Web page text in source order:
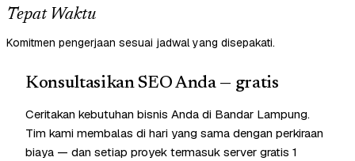
Tepat Waktu
Komitmen pengerjaan sesuai jadwal yang disepakati.
Konsultasikan SEO Anda — gratis
Ceritakan kebutuhan bisnis Anda di Bandar Lampung.
Tim kami membalas di hari yang sama dengan perkiraan
biaya — dan setiap proyek termasuk server gratis 1